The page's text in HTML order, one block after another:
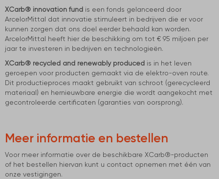
XCarb® innovation fund is een fonds gelanceerd door
ArcelorMittal dat innovatie stimuleert in bedrijven die er voor
kunnen zorgen dat ons doel eerder behaald kan worden.
ArcelorMittal heeft hier de beschikking om tot € 95 miljoen per
jaar te investeren in bedrijven en technologieën.
XCarb® recycled and renewably produced is in het leven
geroepen voor producten gemaakt via de elektro-oven route.
Dit productieproces maakt gebruikt van schroot (gerecycleerd
materiaal) en hernieuwbare energie die wordt aangekocht met
gecontroleerde certificaten (garanties van oorsprong).
Meer informatie en bestellen
Voor meer informatie over de beschikbare XCarb®-producten
of het bestellen hiervan kunt u contact opnemen met één van
onze vestigingen.